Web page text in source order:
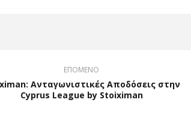
ΕΠΟΜΕΝΟ
Ανταγωνιστικές Αποδόσεις στην
Cyprus League by Stoiximan